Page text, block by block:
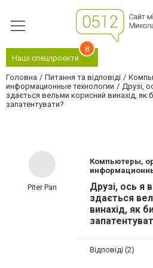
Наші спецпроєкти
8
Головна Питання та відповіді
информационные технологии
Друзі,
здається вельми корисний винахід, як
запатентувати?
Piter Pan
Компьютеры,
Друзі, ось я
здається
винахід, як
Відповіді (2)